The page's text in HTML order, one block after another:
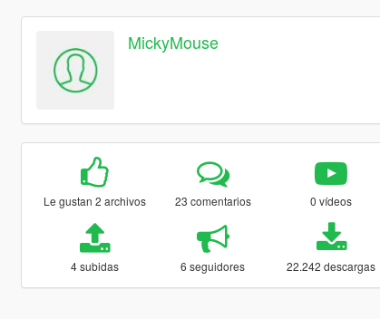
MickyMouse
Le gustan 2 archivos 23 comentarios 0 vídeos
4 subidas 6 seguidores 22.242 descargas